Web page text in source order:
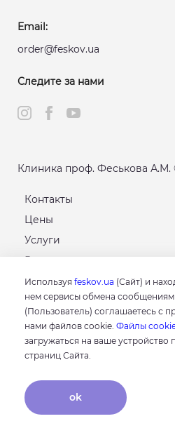
Используя feskov.ua (Сайт) и
нем сервисы обмена
(Пользователь) соглашаетесь с
нами файлов cookie. Файлы
загружаться на ваше устройство
страниц Сайта.
ok
Email:
order@feskov.ua
Следите за нами
Клиника проф. Феськова А.М.
Контакты
Цены
Услуги
Расписание
Карта сайта
GOOGLE
4.8
Основываясь на 214 отзывах